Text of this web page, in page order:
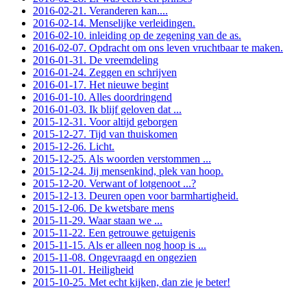
2016-02-21. Veranderen kan....
2016-02-14. Menselijke verleidingen.
2016-02-10. inleiding op de zegening van de as.
2016-02-07. Opdracht om ons leven vruchtbaar te maken.
2016-01-31. De vreemdeling
2016-01-24. Zeggen en schrijven
2016-01-17. Het nieuwe begint
2016-01-10. Alles doordringend
2016-01-03. Ik blijf geloven dat ...
2015-12-31. Voor altijd geborgen
2015-12-27. Tijd van thuiskomen
2015-12-26. Licht.
2015-12-25. Als woorden verstommen ...
2015-12-24. Jij mensenkind, plek van hoop.
2015-12-20. Verwant of lotgenoot ...?
2015-12-13. Deuren open voor barmhartigheid.
2015-12-06. De kwetsbare mens
2015-11-29. Waar staan we ...
2015-11-22. Een getrouwe getuigenis
2015-11-15. Als er alleen nog hoop is ...
2015-11-08. Ongevraagd en ongezien
2015-11-01. Heiligheid
2015-10-25. Met echt kijken, dan zie je beter!